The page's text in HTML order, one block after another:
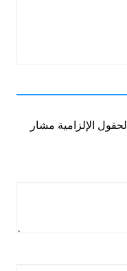
الحقول الإلزامية مشار